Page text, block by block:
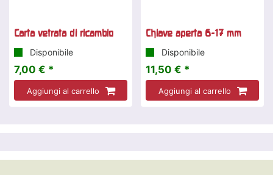
Carta vetrata di ricambio
Disponibile
7,00 € *
Aggiungi al carrello
Chiave aperta 6-17 mm
Disponibile
11,50 € *
Aggiungi al carrello